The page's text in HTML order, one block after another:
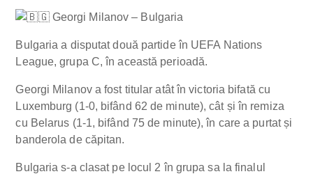
Georgi Milanov – Bulgaria
Bulgaria a disputat două partide în UEFA Nations
League, grupa C, în această perioadă.
Georgi Milanov a fost titular atât în victoria bifată cu
Luxemburg (1-0, bifând 62 de minute), cât și în remiza
cu Belarus (1-1, bifând 75 de minute), în care a purtat și
banderola de căpitan.
Bulgaria s-a clasat pe locul 2 în grupa sa la finalul